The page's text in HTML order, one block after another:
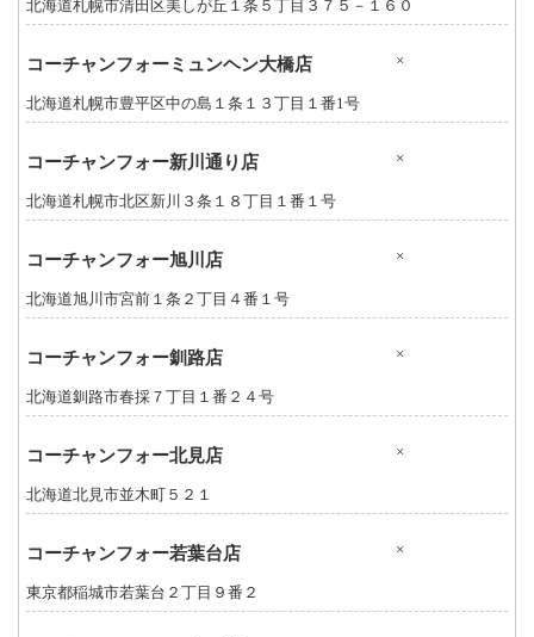
北海道札幌市清田区美しが丘１条５丁目３７５－１６０
コーチャンフォーミュンヘン大橋店 ×
北海道札幌市豊平区中の島１条１３丁目１番1号
コーチャンフォー新川通り店 ×
北海道札幌市北区新川３条１８丁目１番１号
コーチャンフォー旭川店 ×
北海道旭川市宮前１条２丁目４番１号
コーチャンフォー釧路店 ×
北海道釧路市春採７丁目１番２４号
コーチャンフォー北見店 ×
北海道北見市並木町５２１
コーチャンフォー若葉台店 ×
東京都稲城市若葉台２丁目９番２